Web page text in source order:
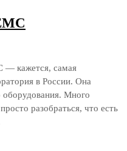
— кажется, самая
в России. Она
оборудования. Много
разобраться, что есть